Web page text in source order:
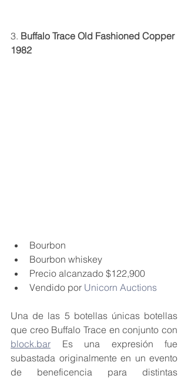
3. Buffalo Trace Old Fashioned Copper
1982
Bourbon
Bourbon whiskey
Precio alcanzado $122,900
Vendido por Unicorn Auctions
Una de las 5 botellas únicas botellas
block.bar Es una expresión fue
subastada originalmente en un evento
de beneficencia para distintas